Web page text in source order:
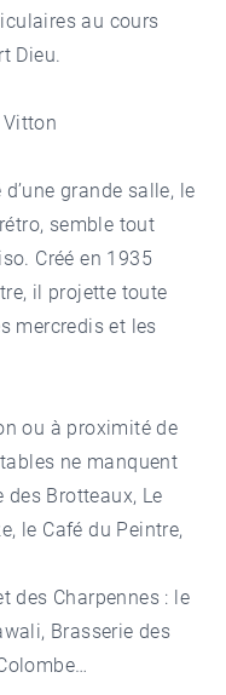
au cours
Dieu.
Vitton
grande salle, le
semble tout
Créé en 1935
il projette toute
mercredis et les
ou à proximité de
ne manquent
des Brotteaux, Le
le Café du Peintre,
des Charpennes : le
Brasserie des